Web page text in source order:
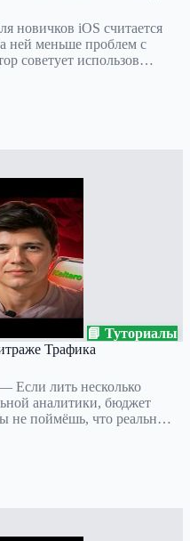
новичков iOS считается
ней меньше проблем с
советует использов…
📘 Туториалы
Трафика
Если лить несколько
аналитики, бюджет
не поймёшь, что реальн…